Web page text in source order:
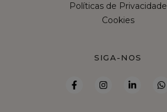
Políticas de Privacidade
Cookies
SIGA-NOS